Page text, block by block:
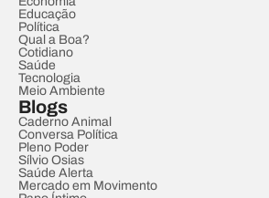
Educação
Política
Qual a Boa?
Cotidiano
Saúde
Tecnologia
Meio Ambiente
Blogs
Caderno Animal
Conversa Política
Pleno Poder
Sílvio Osias
Saúde Alerta
Mercado em Movimento